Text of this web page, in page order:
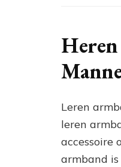
Leren
leren
accessoire
armband